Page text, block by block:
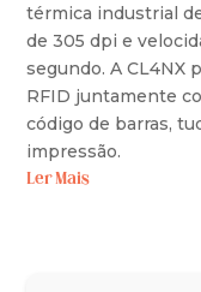
térmica industrial
de 305 dpi e
segundo. A CL4NX
RFID juntamente
código de barras,
impressão.
Ler Mais